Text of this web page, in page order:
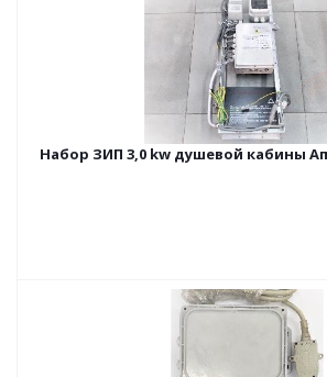
Набор ЗИП 3,0 kw душевой кабины